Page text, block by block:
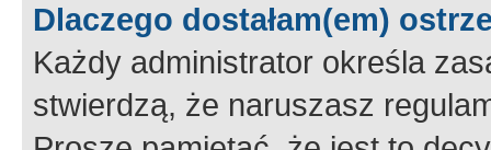
Dlaczego dostałam(em)
Każdy administrator określa
stwierdzą, że naruszasz